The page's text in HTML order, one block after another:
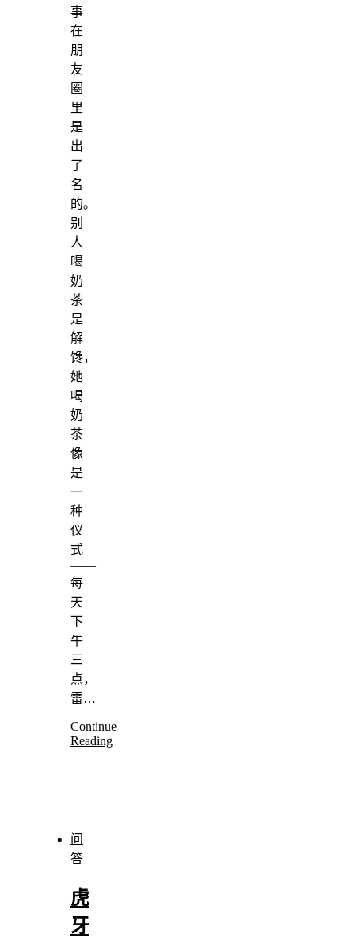
事
在
朋
友
圈
里
是
出
了
名
的。
别
人
喝
奶
茶
是
解
馋，
她
喝
奶
茶
像
是
一
种
仪
式
——
每
天
下
午
三
点，
雷…
Continue
Reading
问
答
虎
牙